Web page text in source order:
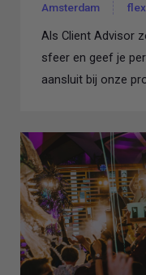
Amsterdam
Als Client Advisor
sfeer en geef je
aansluit bij onze